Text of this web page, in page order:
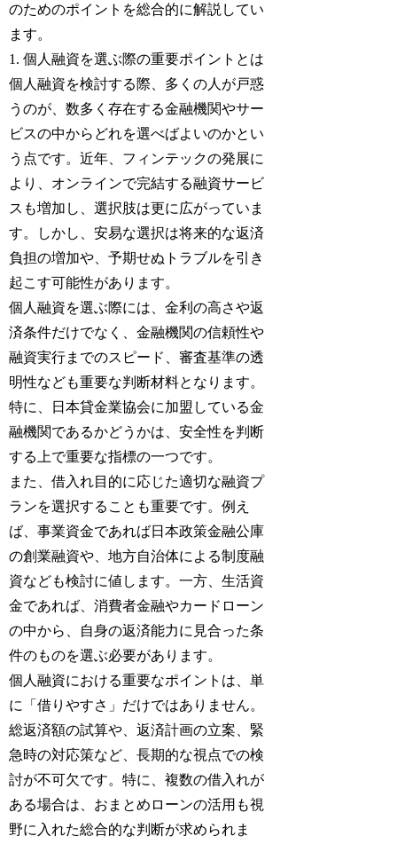
のためのポイントを総合的に解説してい
ます。
1. 個人融資を選ぶ際の重要ポイントとは
個人融資を検討する際、多くの人が戸惑
うのが、数多く存在する金融機関やサー
ビスの中からどれを選べばよいのかとい
う点です。近年、フィンテックの発展に
より、オンラインで完結する融資サービ
スも増加し、選択肢は更に広がっていま
す。しかし、安易な選択は将来的な返済
負担の増加や、予期せぬトラブルを引き
起こす可能性があります。
個人融資を選ぶ際には、金利の高さや返
済条件だけでなく、金融機関の信頼性や
融資実行までのスピード、審査基準の透
明性なども重要な判断材料となります。
特に、日本貸金業協会に加盟している金
融機関であるかどうかは、安全性を判断
する上で重要な指標の一つです。
また、借入れ目的に応じた適切な融資プ
ランを選択することも重要です。例え
ば、事業資金であれば日本政策金融公庫
の創業融資や、地方自治体による制度融
資なども検討に値します。一方、生活資
金であれば、消費者金融やカードローン
の中から、自身の返済能力に見合った条
件のものを選ぶ必要があります。
個人融資における重要なポイントは、単
に「借りやすさ」だけではありません。
総返済額の試算や、返済計画の立案、緊
急時の対応策など、長期的な視点での検
討が不可欠です。特に、複数の借入れが
ある場合は、おまとめローンの活用も視
野に入れた総合的な判断が求められま